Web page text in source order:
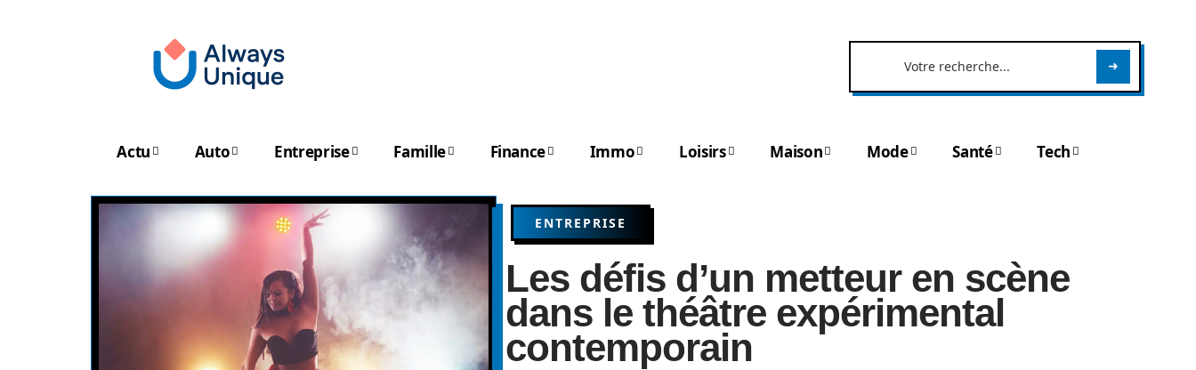
Actu Auto Entreprise Famille Finance Immo Loisirs Maison Mode Santé Tech
ENTREPRISE
Les défis d’un metteur en scène
dans le théâtre expérimental
contemporain